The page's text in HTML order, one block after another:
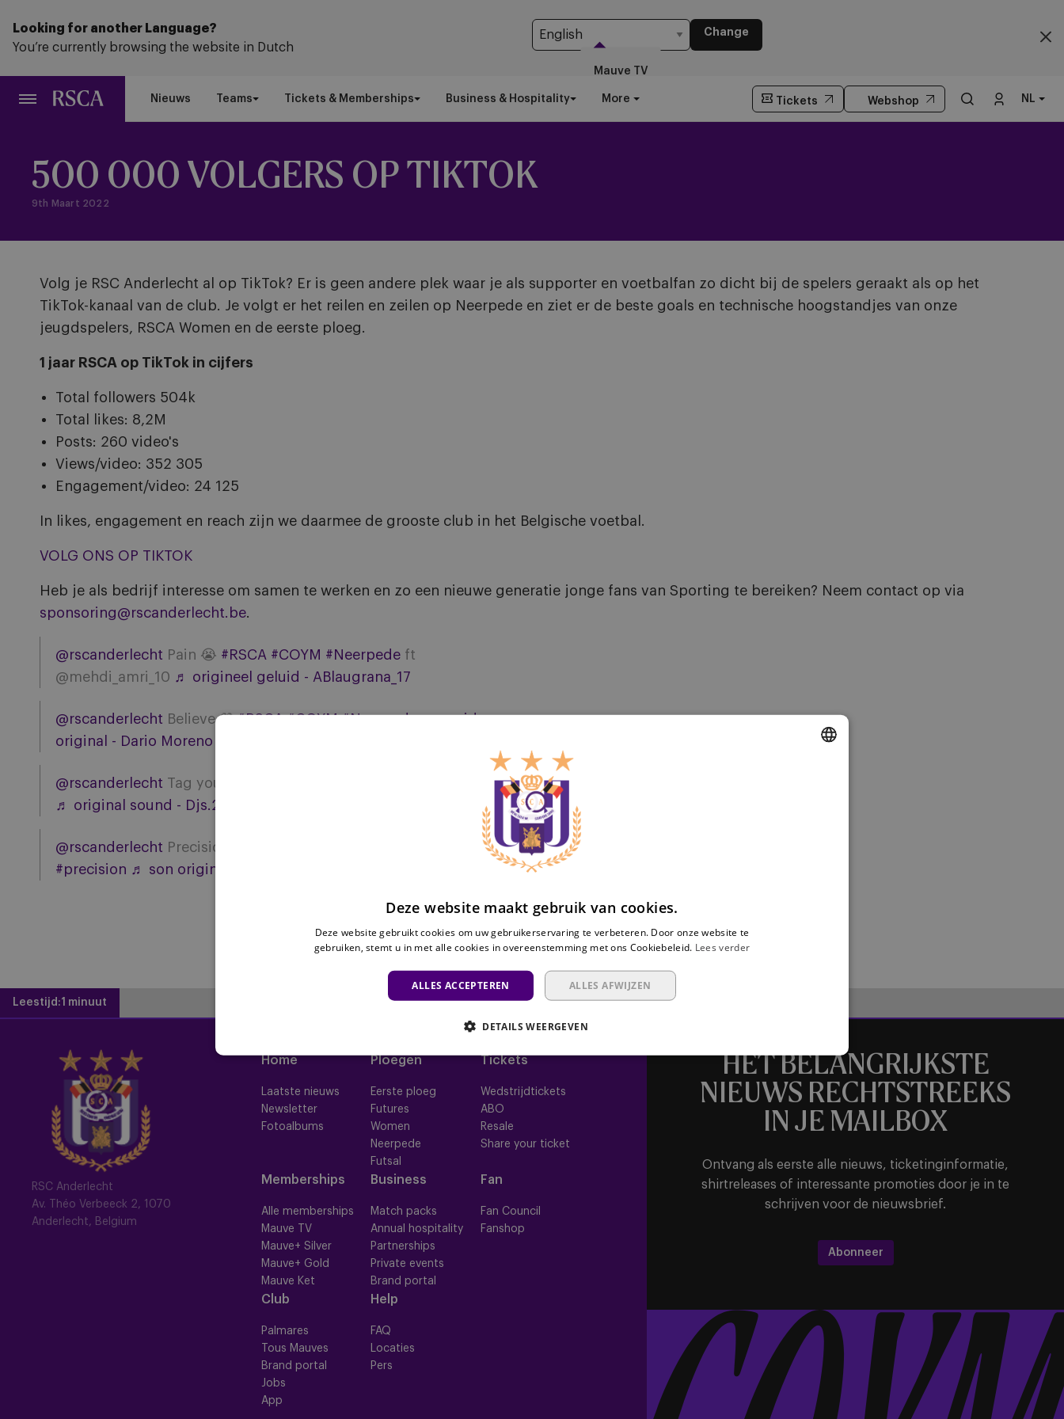
naar
hoofdinhoud
Looking for another Language?
You’re currently browsing the website in Dutch
Change
Nieuws Teams Tickets & Memberships Business & Hospitality More
Mauve TV
Tickets Webshop NL
500 000 VOLGERS OP TIKTOK
9th Maart 2022
Volg je RSC Anderlecht al op TikTok? Er is geen andere plek waar je als supporter en voetbalfan zo dicht bij de spelers geraakt als op het
TikTok-kanaal van de club. Je volgt er het reilen en zeilen op Neerpede en ziet er de beste goals en technische hoogstandjes van onze
jeugdspelers, RSCA Women en de eerste ploeg.
1 jaar RSCA op TikTok in cijfers
Total followers 504k
Total likes: 8,2M
Posts: 260 video's
Views/video: 352 305
Engagement/video: 24 125
In likes, engagement en reach zijn we daarmee de grooste club in het Belgische voetbal.
VOLG ONS OP TIKTOK
Heb je als bedrijf interesse om samen te werken en zo een nieuwe generatie jonge fans van Sporting te bereiken? Neem contact op via
sponsoring@rscanderlecht.be.
@rscanderlecht Pain 😭 #RSCA #COYM #Neerpede ft
@mehdi_amri_10 ♬ origineel geluid - ABlaugrana_17
@rscanderlecht Believe 💜#RSCA #COYM #Neerpede ♬ sonido
original - Dario Moreno V
@rscanderlecht Tag your teammate 💪
#Neerpede
♬ original sound - Djs.29
@rscanderlecht Precision drill 🧤
#precision ♬ son original - Lewis
Leestijd:1 minuut
RSC Anderlecht
Av. Théo Verbeeck 2, 1070
Anderlecht, Belgium
Home
Laatste nieuws
Newsletter
Fotoalbums
Ploegen
Eerste ploeg
Futures
Women
Neerpede
Futsal
Tickets
Wedstrijdtickets
ABO
Resale
Share your ticket
Memberships
Alle memberships
Mauve TV
Mauve+ Silver
Mauve+ Gold
Mauve Ket
Business
Match packs
Annual hospitality
Partnerships
Private events
Brand portal
Fan
Fan Council
Fanshop
Club
Palmares
Tous Mauves
Brand portal
Jobs
App
Help
FAQ
Locaties
Pers
HET BELANGRIJKSTE
NIEUWS RECHTSTREEKS
IN JE MAILBOX
Ontvang als eerste alle nieuws, ticketinginformatie,
shirtreleases of interessante promoties door je in te
schrijven voor de nieuwsbrief.
Abonneer
Deze website maakt gebruik van cookies.
Deze website gebruikt cookies om uw gebruikerservaring te verbeteren. Door onze website te
gebruiken, stemt u in met alle cookies in overeenstemming met ons Cookiebeleid. Lees verder
ALLES ACCEPTEREN ALLES AFWIJZEN
DETAILS WEERGEVEN